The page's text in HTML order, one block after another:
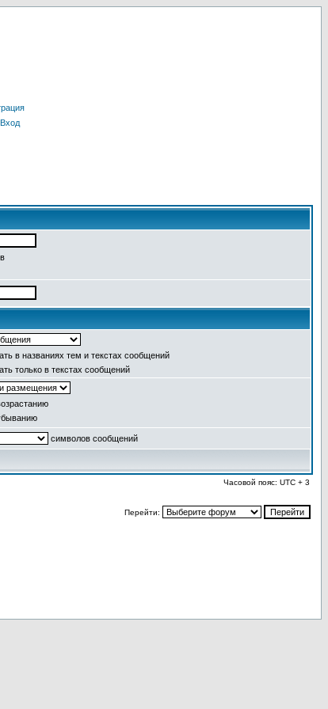
Вход
в названиях тем и текстах сообщений
только в текстах сообщений
символов сообщений
Часовой пояс: UTC + 3
Перейти: